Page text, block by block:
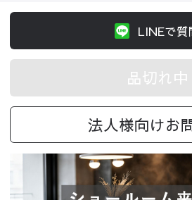
LINEで質
品切れ中
法人様向けお